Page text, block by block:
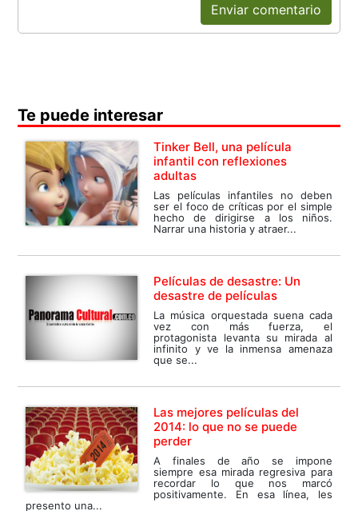
Enviar comentario
Te puede interesar
Tinker Bell, una película
infantil con reflexiones
adultas
Las películas infantiles no deben
ser el foco de críticas por el simple
hecho de dirigirse a los niños.
Narrar una historia y atraer...
Películas de desastre: Un
desastre de películas
La música orquestada suena cada
vez con más fuerza, el
protagonista levanta su mirada al
infinito y ve la inmensa amenaza
que se...
Las mejores películas del
2014: lo que no se puede
perder
A finales de año se impone
siempre esa mirada regresiva para
recordar lo que nos marcó
positivamente. En esa línea, les
presento una...